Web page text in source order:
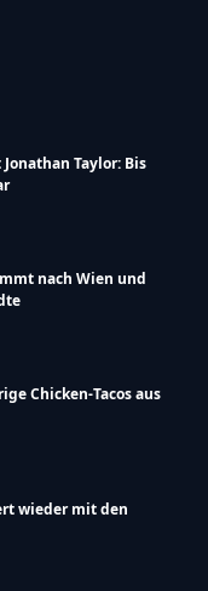
Taylor: Bis
nach Wien und
Chicken-Tacos aus
wieder mit den